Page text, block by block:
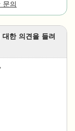
의
한 의견을 들려